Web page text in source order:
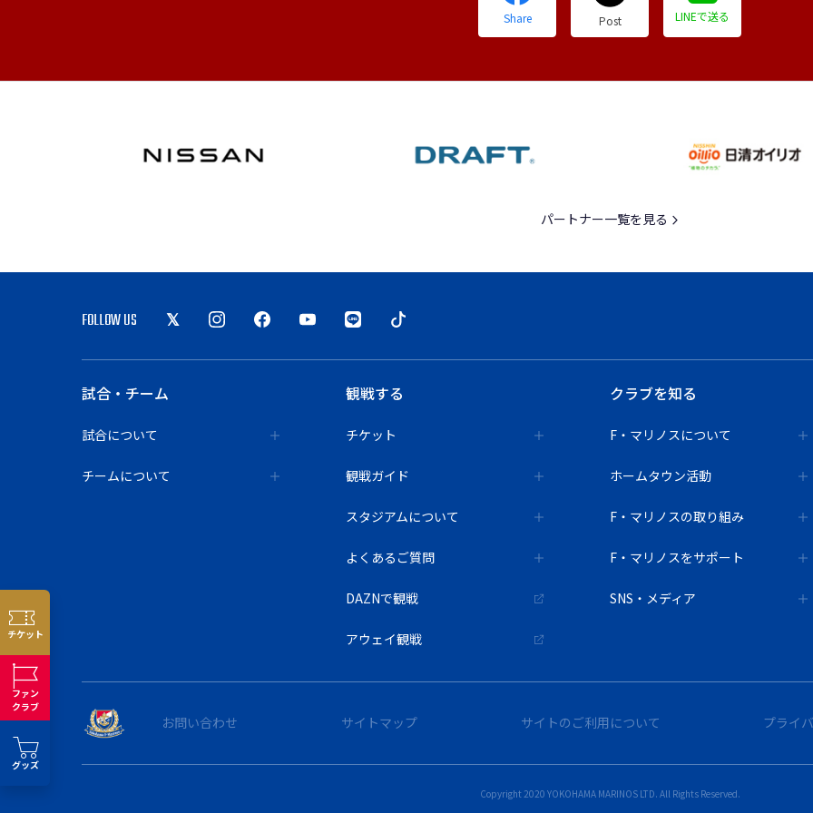
チケット
ファン
クラブ
グッズ
Share Post LINEで送る
パートナー一覧を見る
FOLLOW US
試合・チーム
試合について
チームについて
観戦する
チケット
観戦ガイド
スタジアムについて
よくあるご質問
DAZNで観戦
アウェイ観戦
クラブを知る
F・マリノスについて
ホームタウン活動
F・マリノスの取り組み
F・マリノスをサポート
SNS・メディア
お問い合わせ サイトマップ サイトのご利用について プライ
Copyright 2020 YOKOHAMA MARINOS LTD. All Rights Reserved.